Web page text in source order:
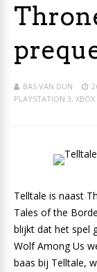
BAS VAN DUN
PLAYSTATION 3, XBOX
Telltale is naast
Tales of the
blijkt dat het spel
Wolf Among Us
baas bij Telltale,